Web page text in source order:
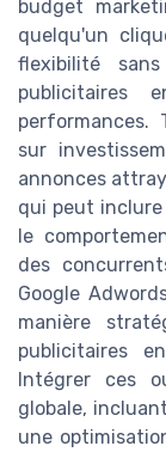
budget
quelqu'un
flexibilité
publicitaires
performances.
sur
annonces
qui peut inclure
le
des
Google
manière
publicitaires
Intégrer ces
globale,
une